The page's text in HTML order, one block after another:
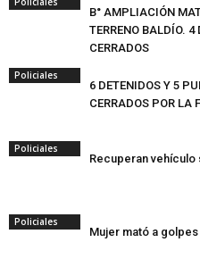
B° AMPLIACIÓN
TERRENO BALDÍO. 4
CERRADOS
Policiales
6 DETENIDOS Y 5
CERRADOS POR LA
Policiales
Recuperan
Policiales
Mujer mató a